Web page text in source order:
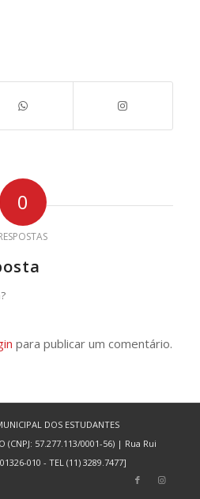
0
para publicar um comentário.
DOS ESTUDANTES
(CNPJ: 57.277.113/0001-56) | Rua Rui
010 - TEL (11) 3289.7477]